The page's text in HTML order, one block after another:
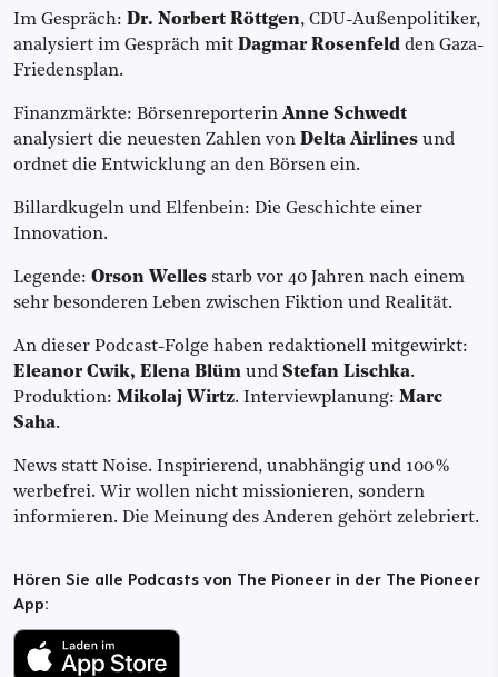
Im Gespräch: Dr. Norbert Röttgen, CDU-Außenpolitiker,
analysiert im Gespräch mit Dagmar Rosenfeld den Gaza-
Friedensplan.
Finanzmärkte: Börsenreporterin Anne Schwedt
analysiert die neuesten Zahlen von Delta Airlines und
ordnet die Entwicklung an den Börsen ein.
Billardkugeln und Elfenbein: Die Geschichte einer
Innovation.
Legende: Orson Welles starb vor 40 Jahren nach einem
sehr besonderen Leben zwischen Fiktion und Realität.
An dieser Podcast-Folge haben redaktionell mitgewirkt:
Eleanor Cwik, Elena Blüm und Stefan Lischka.
Produktion: Mikolaj Wirtz. Interviewplanung: Marc
Saha.
News statt Noise. Inspirierend, unabhängig und 100 %
werbefrei. Wir wollen nicht missionieren, sondern
informieren. Die Meinung des Anderen gehört zelebriert.
Hören Sie alle Podcasts von The Pioneer in der The Pioneer
App: